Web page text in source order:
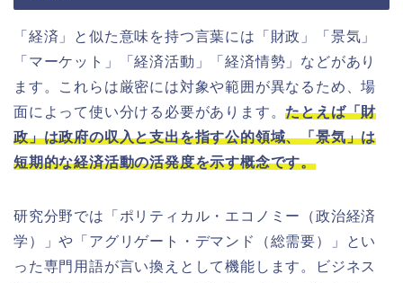
「経済」と似た意味を持つ言葉には「財政」「景気」
「マーケット」「経済活動」「経済情勢」などがあり
ます。これらは厳密には対象や範囲が異なるため、場
面によって使い分ける必要があります。たとえば「財
政」は政府の収入と支出を指す公的領域、「景気」は
短期的な経済活動の活発度を示す概念です。
研究分野では「ポリティカル・エコノミー（政治経済
学）」や「アグリゲート・デマンド（総需要）」とい
った専門用語が言い換えとして機能します。ビジネス